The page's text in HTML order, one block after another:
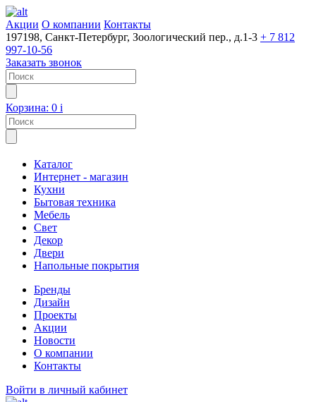
Акции О компании Контакты
197198, Санкт-Петербург, Зоологический пер., д.1-3 + 7 812
997-10-56
Заказать звонок
Корзина: 0 i
Каталог
Интернет - магазин
Кухни
Бытовая техника
Мебель
Свет
Декор
Двери
Напольные покрытия
Бренды
Дизайн
Проекты
Акции
Новости
О компании
Контакты
Войти в личный кабинет